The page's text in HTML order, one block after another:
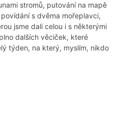
stromů, putování na mapě
s dvěma mořeplavci,
jsme dali celou i s některými
dalších věciček, které
týden, na který, myslím, nikdo